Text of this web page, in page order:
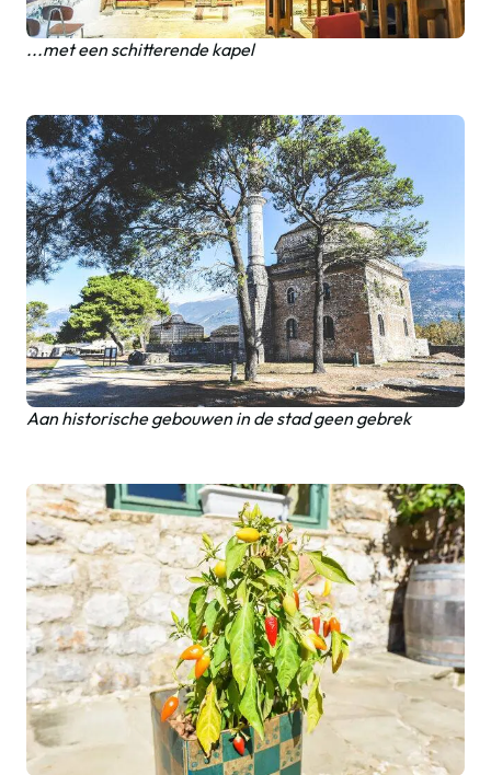
...met een schitterende kapel
Aan historische gebouwen in de stad geen gebrek